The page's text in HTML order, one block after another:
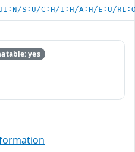
S:U/C:H/I:H/A:H/E:U/
yes